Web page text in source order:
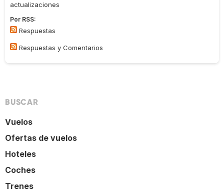
actualizaciones
Por RSS:
Respuestas
Respuestas y Comentarios
BUSCAR
Vuelos
Ofertas de vuelos
Hoteles
Coches
Trenes